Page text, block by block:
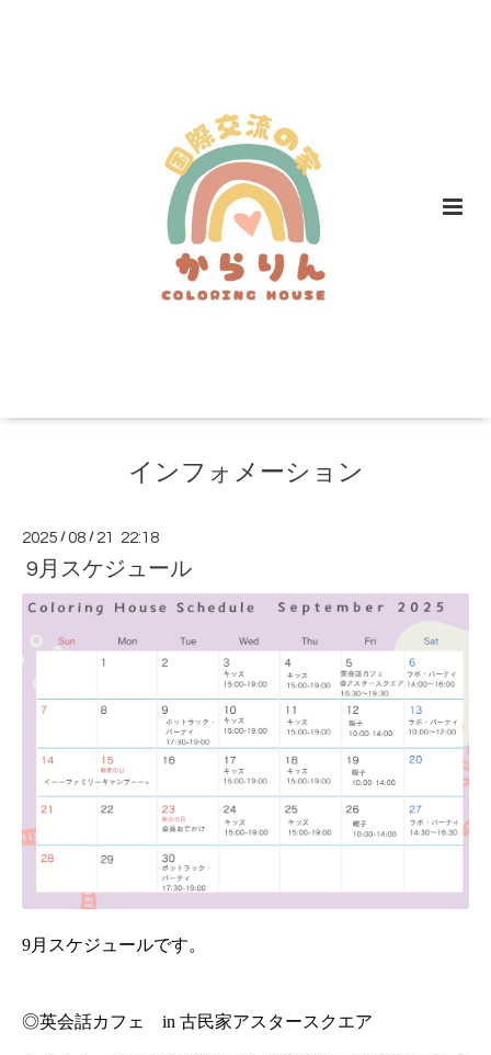
インフォメーション
2025 /08 / 21 22:18
9月スケジュール
9月スケジュールです。
◎英会話カフェ　in 古民家アスタースクエア